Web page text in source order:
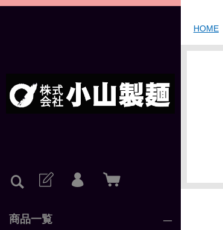
商品一覧
HOME